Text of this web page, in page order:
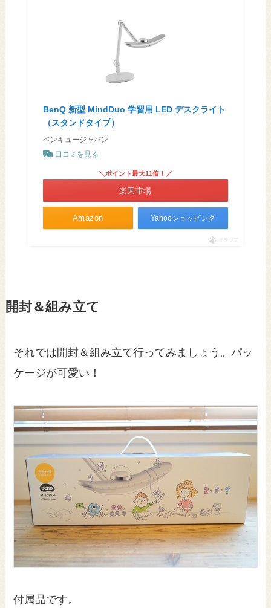
BenQ 新型 MindDuo 学習用 LED デスクライト
（スタンドタイプ）
ベンキュージャパン
口コミを見る
Amazon
＼ポイント最大11倍！／
楽天市場
Yahooショッピング
ポチップ
開封＆組み立て
それでは開封＆組み立て行ってみましょう。パッ
ケージが可愛い！
付属品です。